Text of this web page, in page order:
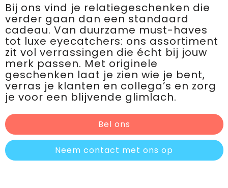
Bij ons vind je relatiegeschenken die
verder gaan dan een standaard
cadeau. Van duurzame must-haves
tot luxe eyecatchers: ons assortiment
zit vol verrassingen die écht bij jouw
merk passen. Met originele
geschenken laat je zien wie je bent,
verras je klanten en collega’s en zorg
je voor een blijvende glimlach.
Bel ons
Neem contact met ons op